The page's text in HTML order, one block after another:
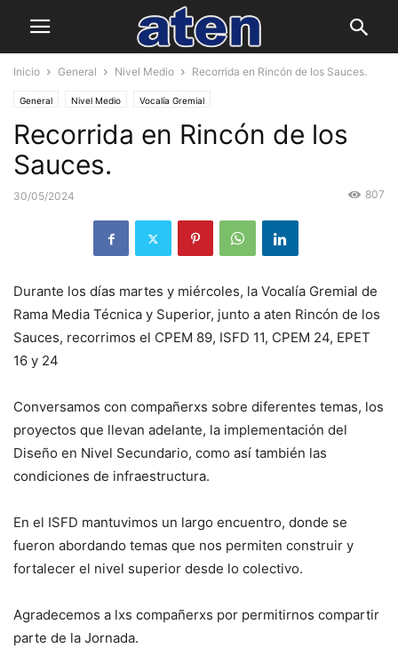
Inicio General Nivel Medio Recorrida en Rincón de los Sauces.
General Nivel Medio Vocalía Gremial
Recorrida en Rincón de los
Sauces.
30/05/2024 807
Durante los días martes y miércoles, la Vocalía Gremial de
Rama Media Técnica y Superior, junto a aten Rincón de los
Sauces, recorrimos el CPEM 89, ISFD 11, CPEM 24, EPET
16 y 24
Conversamos con compañerxs sobre diferentes temas, los
proyectos que llevan adelante, la implementación del
Diseño en Nivel Secundario, como así también las
condiciones de infraestructura.
En el ISFD mantuvimos un largo encuentro, donde se
fueron abordando temas que nos permiten construir y
fortalecer el nivel superior desde lo colectivo.
Agradecemos a lxs compañerxs por permitirnos compartir
parte de la Jornada.